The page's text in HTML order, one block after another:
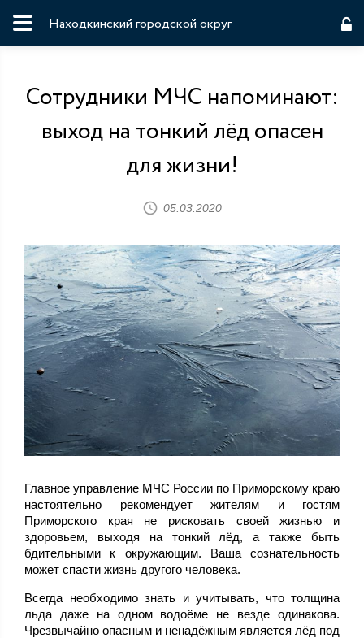
Находкинский городской округ
Сотрудники МЧС напоминают:
выход на тонкий лёд опасен
для жизни!
05.03.2020
Главное управление МЧС России по Приморскому краю
настоятельно рекомендует жителям и гостям
Приморского края не рисковать своей жизнью и
здоровьем, выходя на тонкий лёд, а также быть
бдительными к окружающим. Ваша сознательность
может спасти жизнь другого человека.
Всегда необходимо знать и учитывать, что толщина
льда даже на одном водоёме не везде одинакова.
Чрезвычайно опасным и ненадёжным является лёд под